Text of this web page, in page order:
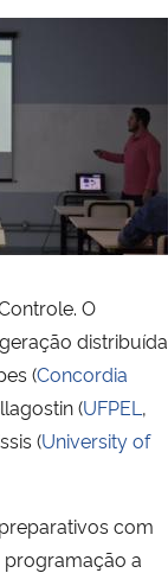
O
distribuída
(Concordia
(UFPEL ,
(University of
com
programação a